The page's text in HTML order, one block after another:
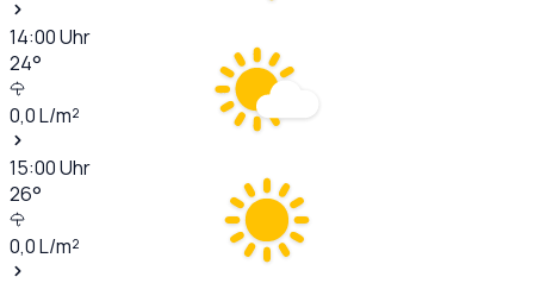
14:00Uhr
24°
0,0L/m²
15:00Uhr
26°
0,0L/m²